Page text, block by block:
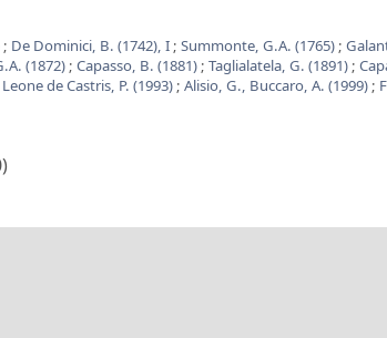
; De Dominici, B. (1742), I ; Summonte, G.A. (1765) ;
(1872) ; Capasso, B. (1881) ; Taglialatela, G. (1891) ;
Leone de Castris, P. (1993) ; Alisio, G., Buccaro, A. (1999) ;